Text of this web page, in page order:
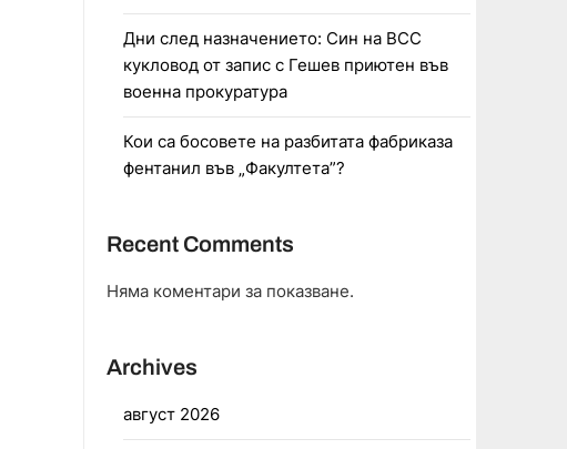
Дни след назначението: Син на ВСС
кукловод от запис с Гешев приютен във
военна прокуратура
Кои са босовете на разбитата фабриказа
фентанил във „Факултета”?
Recent Comments
Няма коментари за показване.
Archives
август 2026